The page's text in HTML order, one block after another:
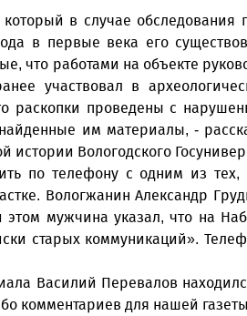
который в случае
в первые века его
что работами на объекте
участвовал в
раскопки проведены с
им материалы, -
истории Вологодского
по телефону с одним из тех,
Вологжанин Александр
этом мужчина указал, что на
старых коммуникаций».
Василий Перевалов
комментариев для нашей